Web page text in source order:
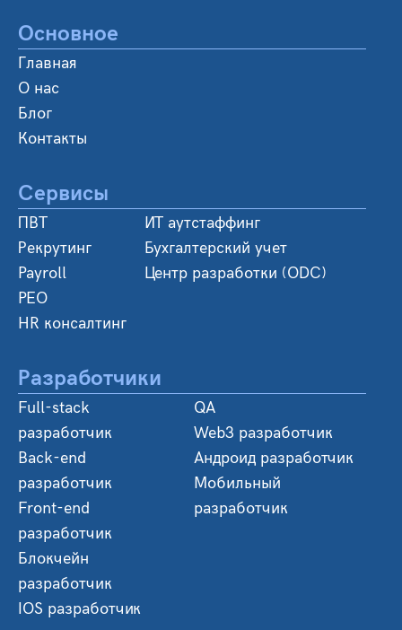
Основное
Главная
О нас
Блог
Контакты
Сервисы
ПВТ
Рекрутинг
Payroll
PEO
HR консалтинг
ИТ аутстаффинг
Бухгалтерский учет
Центр разработки (ODC)
Разработчики
Full-stack
разработчик
Back-end
разработчик
Front-end
разработчик
Блокчейн
разработчик
IOS разработчик
QA
Web3 разработчик
Андроид разработчик
Мобильный
разработчик